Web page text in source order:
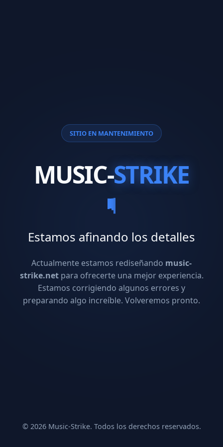
SITIO EN MANTENIMIENTO
MUSIC-STRIKE
Estamos afinando los detalles
Actualmente estamos rediseñando music-
strike.netpara ofrecerte una mejor experiencia.
Estamos corrigiendo algunos errores y
preparando algo increíble. Volveremos pronto.
© 2026 Music-Strike. Todos los derechos reservados.